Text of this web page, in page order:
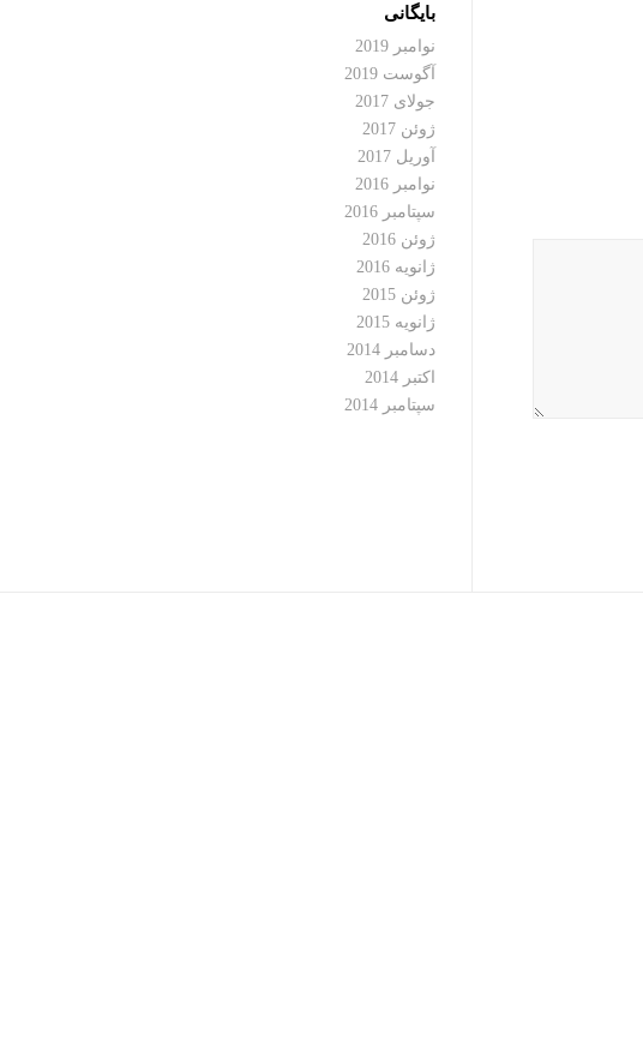
بایگانی
نوامبر 2019
آگوست 2019
جولای 2017
ژوئن 2017
آوریل 2017
نوامبر 2016
سپتامبر 2016
ژوئن 2016
ژانویه 2016
ژوئن 2015
ژانویه 2015
دسامبر 2014
اکتبر 2014
سپتامبر 2014